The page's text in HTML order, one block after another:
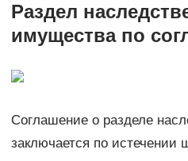
Раздел
имущества по
Соглашение о разделе
заключается по истечении